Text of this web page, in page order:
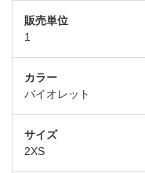
1
バイオレット
2XS